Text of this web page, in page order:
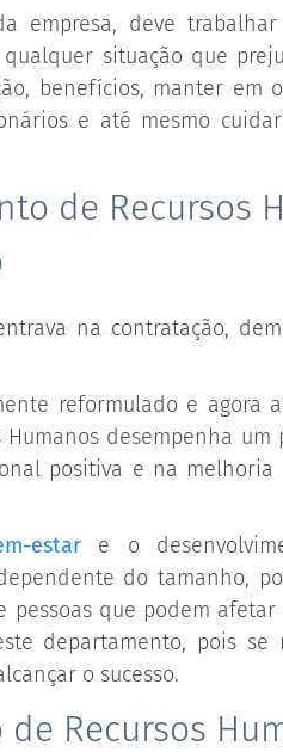
empresa, deve
situação que
benefícios, manter em
e até mesmo
de Recursos
na contratação,
reformulado e agora
desempenha
positiva e na
estare o
do tamanho,
que podem afetar
departamento, pois
o sucesso.
Recursos